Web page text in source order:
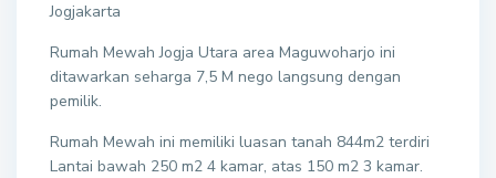
Jogjakarta
Rumah Mewah Jogja Utara area Maguwoharjo ini
ditawarkan seharga 7,5 M nego langsung dengan
pemilik.
Rumah Mewah ini memiliki luasan tanah 844m2 terdiri
Lantai bawah 250 m2 4 kamar, atas 150 m2 3 kamar.